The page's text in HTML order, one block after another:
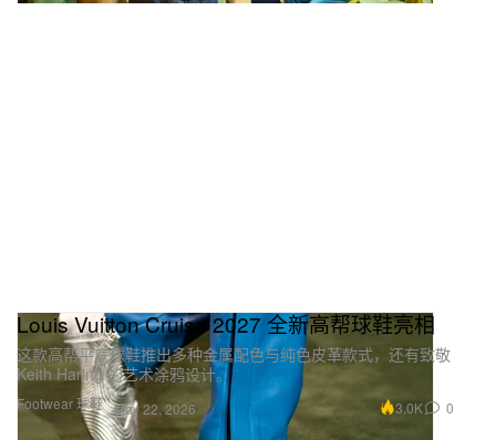
Footwear 球鞋
Louis Vuitton Cruise 2027 全新高帮球鞋亮相
这款高帮平底球鞋推出多种金属配色与纯色皮革款式，还有致敬
Keith Haring 的艺术涂鸦设计。
May 22, 2026 3.0K 0